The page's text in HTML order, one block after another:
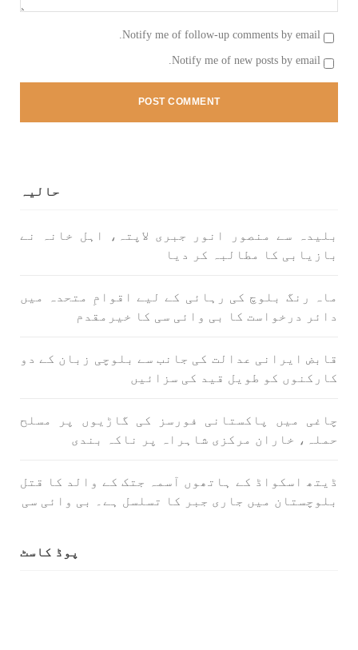
Notify me of follow-up comments by email.
Notify me of new posts by email.
حالیہ
بلیدہ سے منصور انور جبری لاپتہ، اہل خانہ نے
بازیابی کا مطالبہ کر دیا
ماہ رنگ بلوچ کی رہائی کے لیے اقوامِ متحدہ میں
دائر درخواست کا بی وائی سی کا خیرمقدم
قابض ایرانی عدالت کی جانب سے بلوچی زبان کے دو
کارکنوں کو طویل قید کی سزائیں
چاغی میں پاکستانی فورسز کی گاڑیوں پر مسلح
حملہ، خاران مرکزی شاہراہ پر ناکہ بندی
ڈیتھ اسکواڈ کے ہاتھوں آسمہ جتک کے والد کا قتل
بلوچستان میں جاری جبر کا تسلسل ہے۔ بی وائی سی
پوڈ کاسٹ